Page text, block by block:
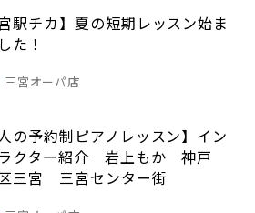
宮駅チカ】夏の短期レッスン始ま
た！
三宮オーパ店
人の予約制ピアノレッスン】イン
クター紹介 岩上もか 神戸
三宮 三宮センター街